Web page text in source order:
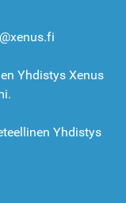
Yhdistys Xenus
Yhdistys